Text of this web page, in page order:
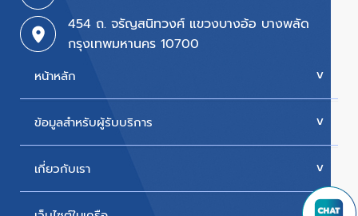
454 ถ. จรัญสนิทวงศ์ แขวงบางอ้อ บางพลัด
กรุงเทพมหานคร 10700
หน้าหลัก
บริการของเรา
ข้อมูลสำหรับผู้รับบริการ
นัดหมายแพทย์
เกี่ยวกับเรา